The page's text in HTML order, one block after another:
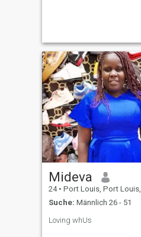
Mideva
24 • Port Louis, Port Louis, Mauritius
Suche: Männlich 26 - 51
Loving whUs